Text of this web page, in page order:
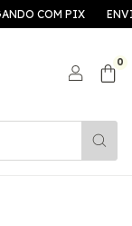
ENVIAMOS PARA
0